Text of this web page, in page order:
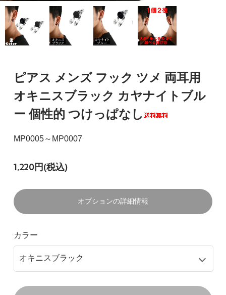
ピアス メンズ フック ツメ 両耳用
オキニスブラック カヤナイトブル
ー 個性的 つけっぱなし
MP0005～MP0007
1,220円(税込)
オプションの詳細情報
カラー